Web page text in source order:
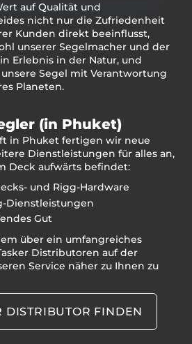
auf Qualität und
nicht nur die Zufriedenheit
Kunden direkt beeinflusst,
unserer Segelmacher und der
Erlebnis in der Natur, und
Segel mit Verantwortung
Planeten.
(in Phuket)
in Phuket fertigen wir neue
Dienstleistungen für alles an,
Deck aufwärts befindet:
und Rigg-Hardware
Dienstleistungen
Gut
über ein umfangreiches
Distributoren auf der
Service näher zu Ihnen zu
DISTRIBUTOR FINDEN